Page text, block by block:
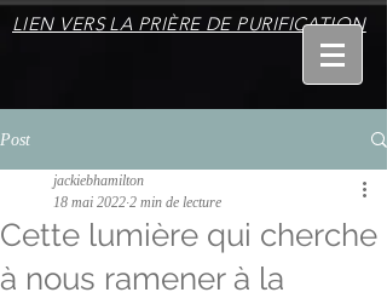
LIEN VERS LA PRIÈRE DE PURIFICATION
Post
Cette lumière qui cherche
à nous ramener à la
jackiebhamilton
18 mai 2022 2 min de lecture